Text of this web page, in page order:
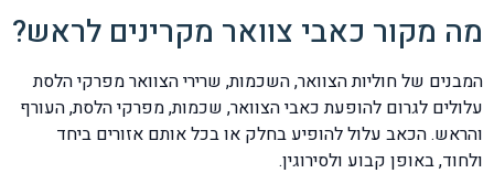
מה מקור כאבי צוואר מקרינים לראש?
המבנים של חוליות הצוואר, השכמות, שרירי הצוואר מפרקי הלסת
עלולים לגרום להופעת כאבי הצוואר, שכמות, מפרקי הלסת, העורף
והראש. הכאב עלול להופיע בחלק או בכל אותם אזורים ביחד
ולחוד, באופן קבוע ולסירוגין.